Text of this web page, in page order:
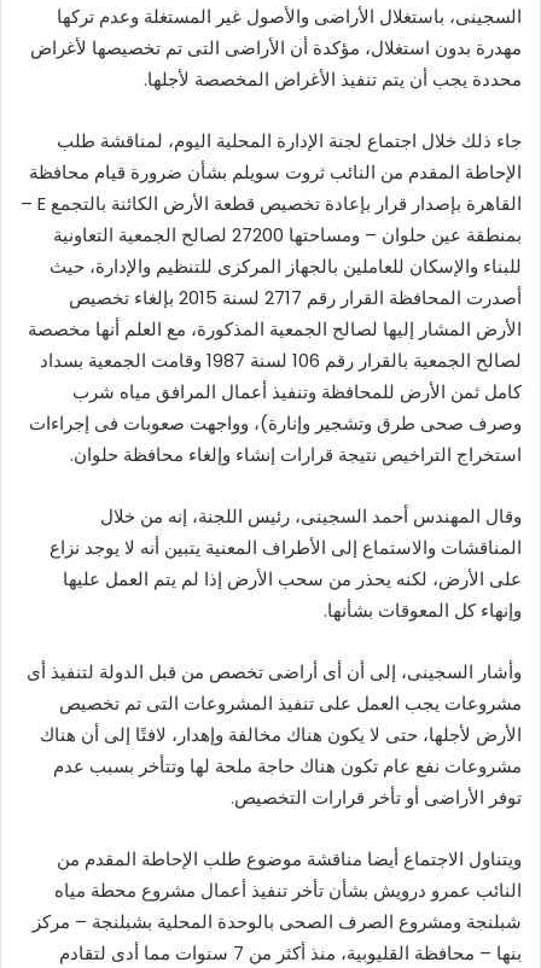
السجينى، باستغلال الأراضى والأصول غير المستغلة وعدم تركها
مهدرة بدون استغلال، مؤكدة أن الأراضى التى تم تخصيصها لأغراض
محددة يجب أن يتم تنفيذ الأغراض المخصصة لأجلها.
جاء ذلك خلال اجتماع لجنة الإدارة المحلية اليوم، لمناقشة طلب
الإحاطة المقدم من النائب ثروت سويلم بشأن ضرورة قيام محافظة
القاهرة بإصدار قرار بإعادة تخصيص قطعة الأرض الكائنة بالتجمع E –
بمنطقة عين حلوان – ومساحتها 27200 لصالح الجمعية التعاونية
للبناء والإسكان للعاملين بالجهاز المركزى للتنظيم والإدارة، حيث
أصدرت المحافظة القرار رقم 2717 لسنة 2015 بإلغاء تخصيص
الأرض المشار إليها لصالح الجمعية المذكورة، مع العلم أنها مخصصة
لصالح الجمعية بالقرار رقم 106 لسنة 1987 وقامت الجمعية بسداد
كامل ثمن الأرض للمحافظة وتنفيذ أعمال المرافق مياه شرب
وصرف صحى طرق وتشجير وإنارة)، وواجهت صعوبات فى إجراءات
استخراج التراخيص نتيجة قرارات إنشاء وإلغاء محافظة حلوان.
وقال المهندس أحمد السجينى، رئيس اللجنة، إنه من خلال
المناقشات والاستماع إلى الأطراف المعنية يتبين أنه لا يوجد نزاع
على الأرض، لكنه يحذر من سحب الأرض إذا لم يتم العمل عليها
وإنهاء كل المعوقات بشأنها.
وأشار السجينى، إلى أن أى أراضى تخصص من قبل الدولة لتنفيذ أى
مشروعات يجب العمل على تنفيذ المشروعات التى تم تخصيص
الأرض لأجلها، حتى لا يكون هناك مخالفة وإهدار، لافتًا إلى أن هناك
مشروعات نفع عام تكون هناك حاجة ملحة لها وتتأخر بسبب عدم
توفر الأراضى أو تأخر قرارات التخصيص.
ويتناول الاجتماع أيضا مناقشة موضوع طلب الإحاطة المقدم من
النائب عمرو درويش بشأن تأخر تنفيذ أعمال مشروع محطة مياه
شبلنجة ومشروع الصرف الصحى بالوحدة المحلية بشبلنجة – مركز
بنها – محافظة القليوبية، منذ أكثر من 7 سنوات مما أدى لتقادم